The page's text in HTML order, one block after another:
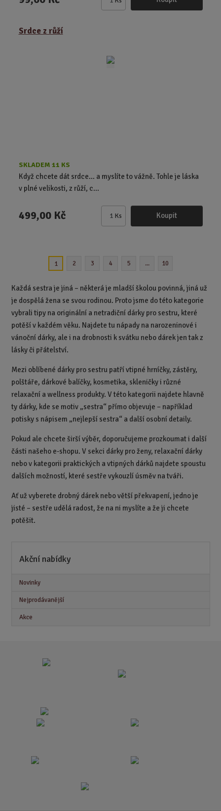
Z
t
Srdce z růží
SKLADEM 11 KS
Když chcete dát srdce… a myslíte to vážně. Tohle je láska
v plné velikosti, z růží, c...
499,00 Kč
Z
p
o
č
t
Ks Koupit
1 2 3 4 5 ... 10
Každá sestra je jiná – některá je mladší školou povinná, jiná už
je dospělá žena se svou rodinou. Proto jsme do této kategorie
vybrali tipy na originální a netradiční dárky pro sestru, které
potěší v každém věku. Najdete tu nápady na narozeninové i
vánoční dárky, ale i na drobnosti k svátku nebo dárek jen tak z
lásky či přátelství.
Mezi oblíbené dárky pro sestru patří vtipné hrníčky, zástěry,
polštáře, dárkové balíčky, kosmetika, skleničky i různé
relaxační a wellness produkty. V této kategorii najdete hlavně
ty dárky, kde se motiv „sestra“ přímo objevuje – například
potisky s nápisem „nejlepší sestra“ a další osobní detaily.
Pokud ale chcete širší výběr, doporučujeme prozkoumat i další
části našeho e-shopu. V sekci dárky pro ženy, relaxační dárky
nebo v kategorii praktických a vtipných dárků najdete spoustu
dalších možností, které sestře vykouzlí úsměv na tváři.
Ať už vyberete drobný dárek nebo větší překvapení, jedno je
jisté – sestře udělá radost, že na ni myslíte a že ji chcete
potěšit.
Akční nabídky
Novinky
Nejprodávanější
Akce